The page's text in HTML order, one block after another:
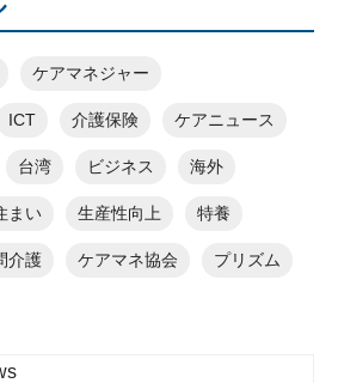
ケアマネジャー
ICT 介護保険 ケアニュース
台湾 ビジネス 海外
まい 生産性向上 特養
介護 ケアマネ協会 プリズム